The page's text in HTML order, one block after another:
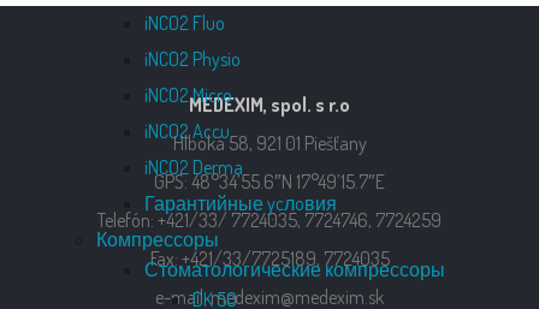
iNCO2 Fluo
iNCO2 Physio
iNCO2 Micro
iNCO2 Accu
iNCO2 Derma
Гарантийные ycлoвия
Компрессоры
Стоматологические компрессоры
DK 50
MEDEXIM, spol. s r.o
Hlboká 58, 921 01 Piešťany
GPS: 48°34’55.6″N 17°49’15.7″E
Telefón: +421/33/ 7724035, 7724746, 7724259
Fax: +421/33/7725189, 7724035
e-mail: medexim@medexim.sk